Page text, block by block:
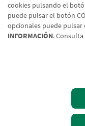
cookies pulsando el
puede pulsar el botón
opcionales puede pulsar
INFORMACIÓN. Consulta